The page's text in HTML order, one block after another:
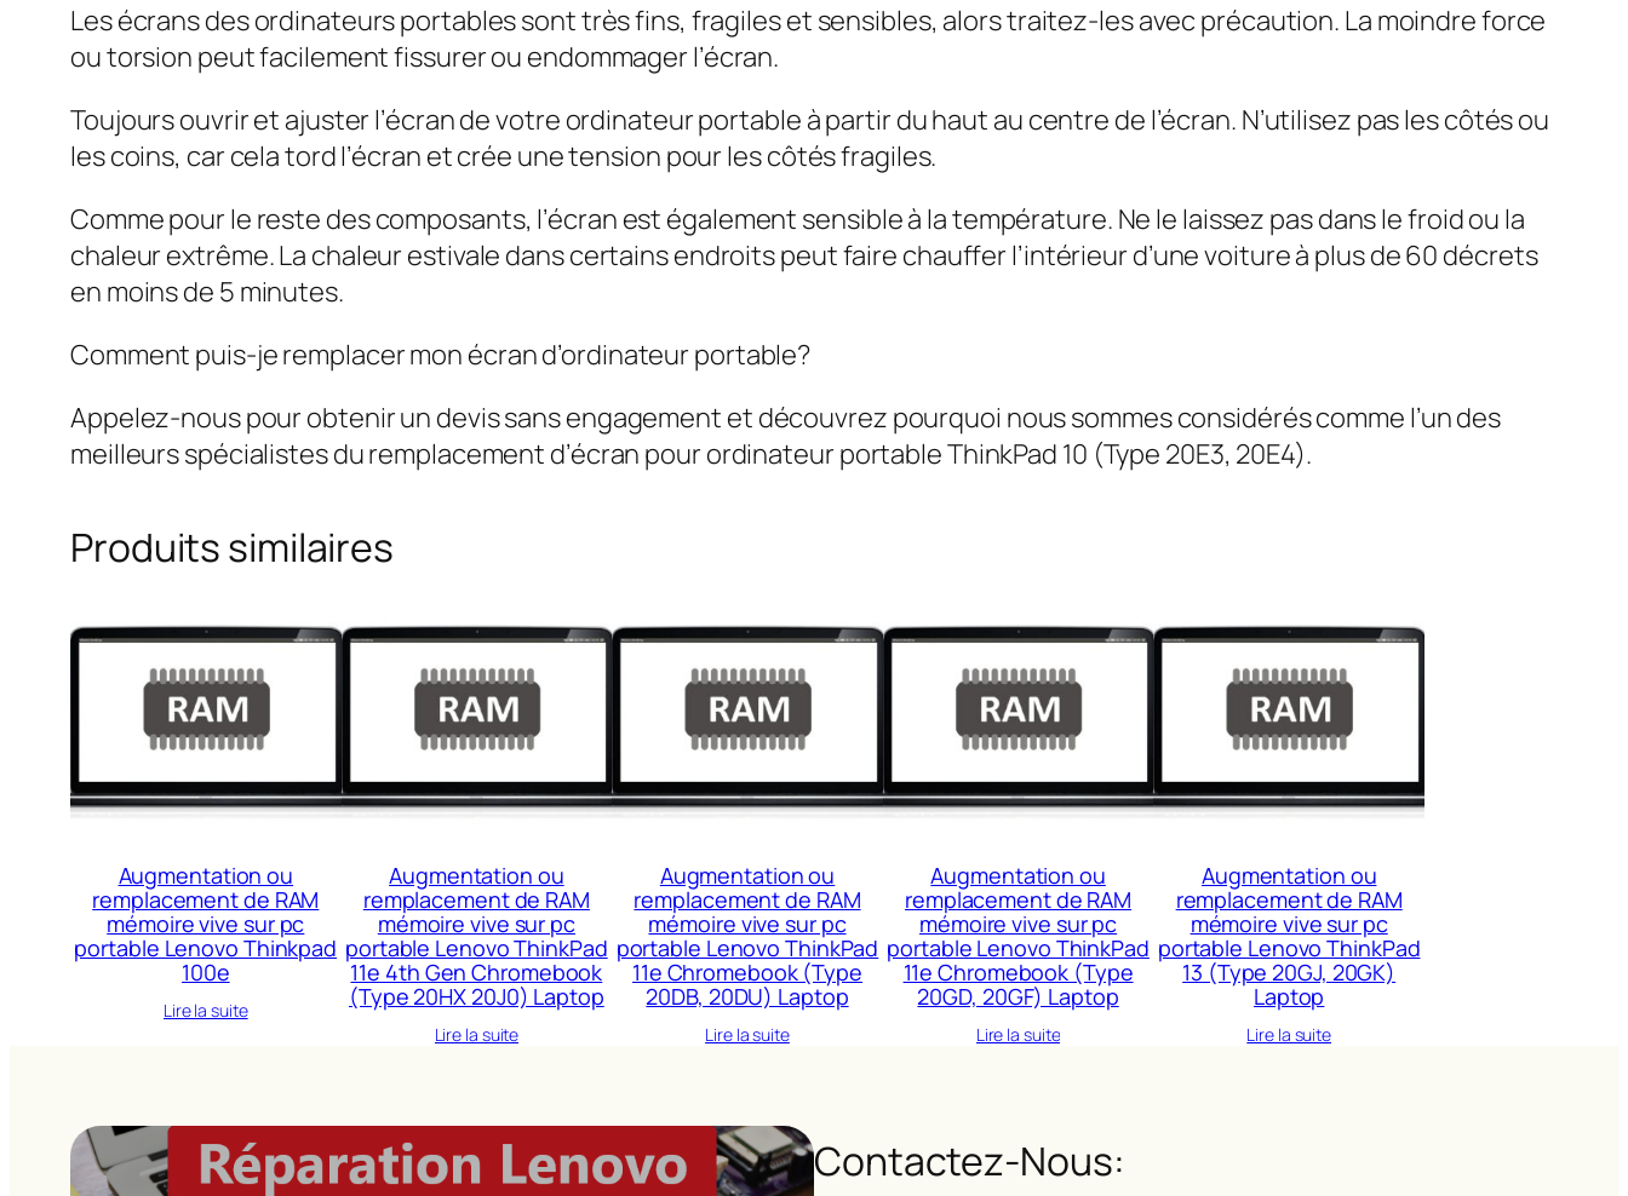
Les écrans des ordinateurs portables sont très fins, fragiles et sensibles, alors traitez-les avec précaution. La moindre force
ou torsion peut facilement fissurer ou endommager l’écran.
Toujours ouvrir et ajuster l’écran de votre ordinateur portable à partir du haut au centre de l’écran. N’utilisez pas les côtés ou
les coins, car cela tord l’écran et crée une tension pour les côtés fragiles.
Comme pour le reste des composants, l’écran est également sensible à la température. Ne le laissez pas dans le froid ou la
chaleur extrême. La chaleur estivale dans certains endroits peut faire chauffer l’intérieur d’une voiture à plus de 60 décrets
en moins de 5 minutes.
Comment puis-je remplacer mon écran d’ordinateur portable?
Appelez-nous pour obtenir un devis sans engagement et découvrez pourquoi nous sommes considérés comme l’un des
meilleurs spécialistes du remplacement d’écran pour ordinateur portable ThinkPad 10 (Type 20E3, 20E4).
Produits similaires
Augmentation ou
remplacement de RAM
mémoire vive sur pc
portable Lenovo Thinkpad
100e
Lire la suite
Augmentation ou
remplacement de RAM
mémoire vive sur pc
portable Lenovo ThinkPad
11e 4th Gen Chromebook
(Type 20HX 20J0) Laptop
Lire la suite
Augmentation ou
remplacement de RAM
mémoire vive sur pc
portable Lenovo ThinkPad
11e Chromebook (Type
20DB, 20DU) Laptop
Lire la suite
Augmentation ou
remplacement de RAM
mémoire vive sur pc
portable Lenovo ThinkPad
11e Chromebook (Type
20GD, 20GF) Laptop
Lire la suite
Augmentation ou
remplacement de RAM
mémoire vive sur pc
portable Lenovo ThinkPad
13 (Type 20GJ, 20GK)
Laptop
Lire la suite
Contactez-Nous: